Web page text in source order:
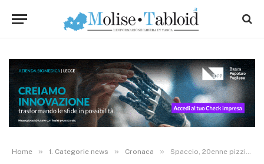
Home » 1. Categorie news » Cronaca » Spaccio, 20enne pizzicato con la marijuana nella busta di patatine